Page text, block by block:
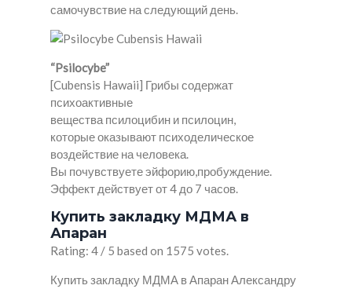
самочувствие на следующий день.
“Psilocybe”
[Cubensis Hawaii] Грибы содержат
психоактивные
вещества псилоцибин и псилоцин,
которые оказывают психоделическое
воздействие на человека.
Вы почувствуете эйфорию,пробуждение.
Эффект действует от 4 до 7 часов.
Купить закладку МДМА в
Апаран
Rating: 4 / 5 based on 1575 votes.
Купить закладку МДМА в Апаран Александру